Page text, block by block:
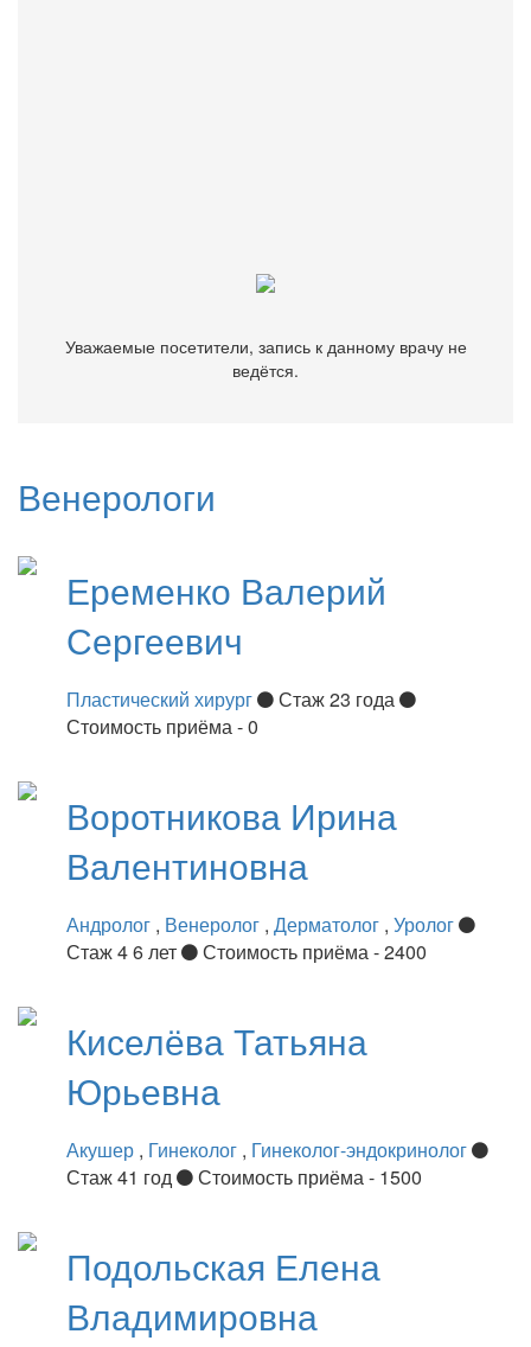
Уважаемые посетители, запись к данному врачу не
ведётся.
Венерологи
Еременко Валерий
Сергеевич
Пластический хирург
Стаж 23 года
Стоимость приёма - 0
Воротникова Ирина
Валентиновна
Андролог , Венеролог , Дерматолог , Уролог
Стаж 4 6 лет
Стоимость приёма - 2400
КиселёваТатьяна
Юрьевна
Акушер , Гинеколог , Гинеколог-эндокринолог
Стаж 41 год
Стоимость приёма - 1500
Подольская Елена
Владимировна